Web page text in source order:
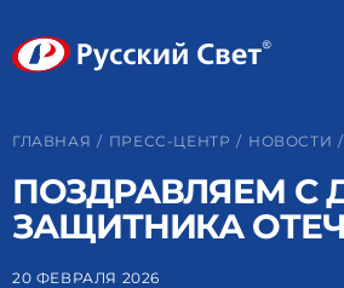
ГЛАВНАЯ ПРЕСС-ЦЕНТР НОВОСТИ
ПОЗДРАВЛЯЕМ С
ЗАЩИТНИКА
20 ФЕВРАЛЯ 2026